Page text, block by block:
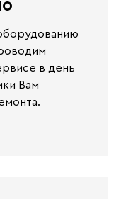
в день
Вам